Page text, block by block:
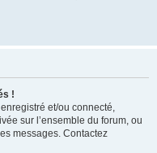
!
enregistré et/ou connecté,
sur l’ensemble du forum, ou
messages. Contactez